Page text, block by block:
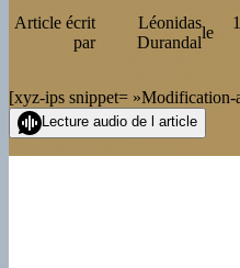
Article écrit
par
Léonidas
Durandal
le
[xyz-ips snippet= »Modification-
Lecture audio de l article